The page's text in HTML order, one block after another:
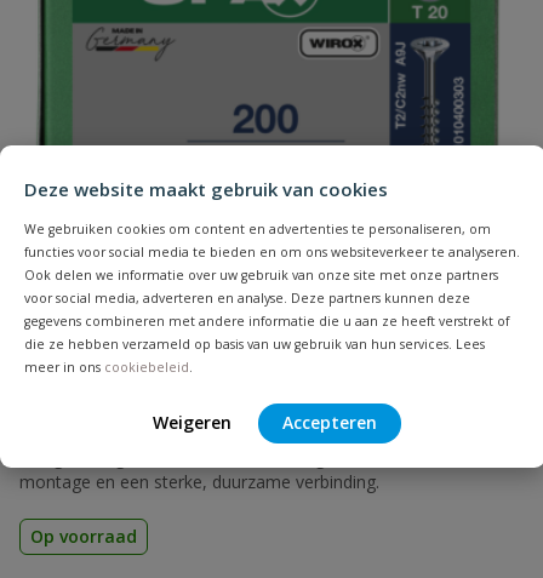
Deze website maakt gebruik van cookies
We gebruiken cookies om content en advertenties te personaliseren, om
functies voor social media te bieden en om ons websiteverkeer te analyseren.
Ook delen we informatie over uw gebruik van onze site met onze partners
voor social media, adverteren en analyse. Deze partners kunnen deze
gegevens combineren met andere informatie die u aan ze heeft verstrekt of
die ze hebben verzameld op basis van uw gebruik van hun services. Lees
meer in ons cookiebeleid
Weigeren Accepteren
Beoordeling
Spax spaanplaatschroeven T-STAR verzinkt
montage en een sterke, duurzame verbinding.
Op voorraad